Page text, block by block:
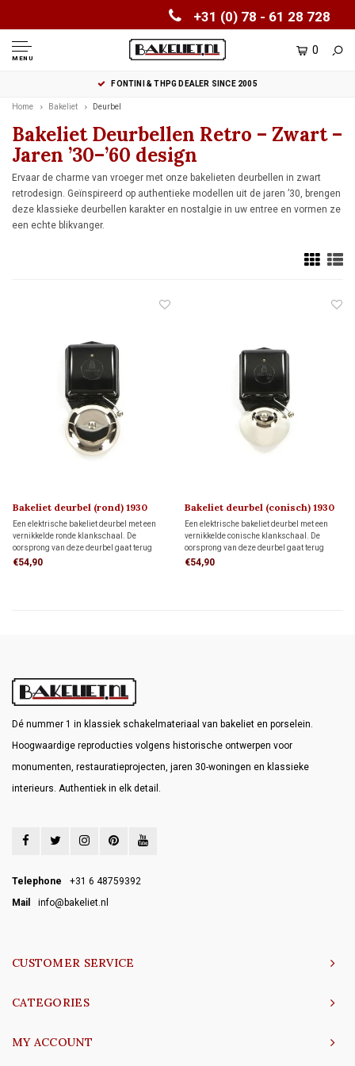
+31 (0) 78 - 61 28 728
MENU
0
FONTINI & THPG DEALER SINCE 2005
Home Bakeliet Deurbel
Bakeliet Deurbellen Retro – Zwart –
Jaren ’30–’60 design
Ervaar de charme van vroeger met onze bakelieten deurbellen in zwart
retrodesign. Geïnspireerd op authentieke modellen uit de jaren ’30, brengen
deze klassieke deurbellen karakter en nostalgie in uw entree en vormen ze
een echte blikvanger.
Bakeliet deurbel (rond) 1930
Een elektrische bakeliet deurbel met een
vernikkelde ronde klankschaal. De
oorsprong van deze deurbel gaat terug
naar de jaren '30 van de vorige eeuw en is
€54,90
Bakeliet deurbel (conisch) 1930
Een elektrische bakeliet deurbel met een
vernikkelde conische klankschaal. De
oorsprong van deze deurbel gaat terug
naar de jaren '30 van de vorige eeuw en is
€54,90
Dé nummer 1 in klassiek schakelmateriaal van bakeliet en porselein.
Hoogwaardige reproducties volgens historische ontwerpen voor
monumenten, restauratieprojecten, jaren 30-woningen en klassieke
interieurs. Authentiek in elk detail.
Telephone
+31 6 48759392
Mail
info@bakeliet.nl
CUSTOMER SERVICE
CATEGORIES
MY ACCOUNT